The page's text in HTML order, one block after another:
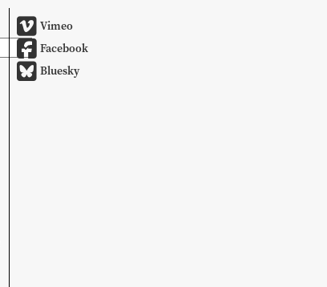
Vimeo
Facebook
Bluesky